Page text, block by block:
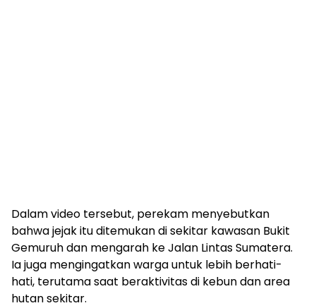
Dalam video tersebut, perekam menyebutkan
bahwa jejak itu ditemukan di sekitar kawasan Bukit
Gemuruh dan mengarah ke Jalan Lintas Sumatera.
Ia juga mengingatkan warga untuk lebih berhati-
hati, terutama saat beraktivitas di kebun dan area
hutan sekitar.